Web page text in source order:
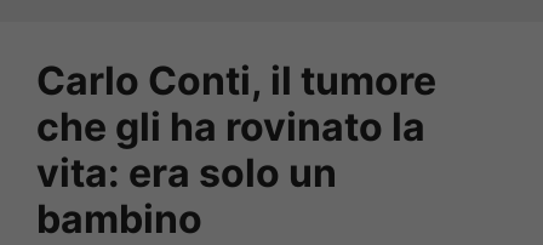
Carlo Conti, il tumore
che gli ha rovinato la
vita: era solo un
bambino